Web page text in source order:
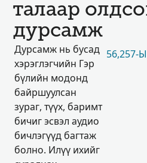
талаар
дурсамж
Дурсамж нь бусад
хэрэглэгчийн Гэр
бүлийн модонд
байршуулсан
зураг, түүх, баримт
бичиг эсвэл аудио
бичлэгүүд багтаж
болно. Илүү ихийг
56,257-